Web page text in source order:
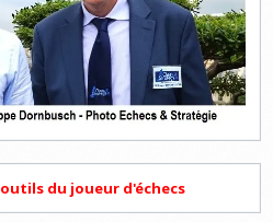
du joueur d'échecs